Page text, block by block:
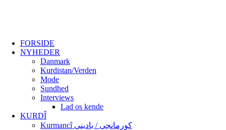
FORSIDE
NYHEDER
Danmark
Kurdistan/Verden
Mode
Sundhed
Interviews
Lad os kende
KURDÎ
Kurmancî کورمانجی / بادینی